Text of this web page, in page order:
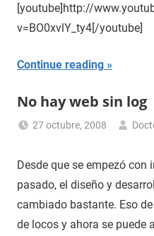
[youtube]http://
v=BO0xvlY_ty4[/youtube]
Continue reading
No hay web sin log
27 octubre, 2008
Desde que se empezó con
pasado, el diseño y
cambiado bastante. Eso
de locos y ahora se puede